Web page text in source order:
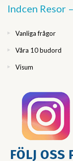
Indcen Resor
Vanliga frågor
Våra 10 budord
Visum